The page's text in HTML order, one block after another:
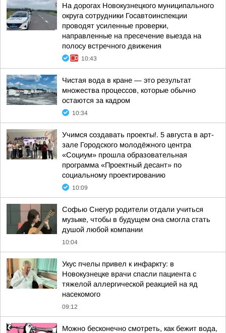
На дорогах Новокузнецкого муниципального
округа сотрудники Госавтоинспекции
проводят усиленные проверки,
направленные на пресечение выезда на
полосу встречного движения
10:43
Чистая вода в кране — это результат
множества процессов, которые обычно
остаются за кадром
10:34
Учимся создавать проекты!. 5 августа в арт-
зале Городского молодёжного центра
«Социум» прошла образовательная
программа «Проектный десант» по
социальному проектированию
10:09
Софью Снегур родители отдали учиться
музыке, чтобы в будущем она смогла стать
душой любой компании
10:04
Укус пчелы привел к инфаркту: в
Новокузнецке врачи спасли пациента с
тяжелой аллергической реакцией на яд
насекомого
09:12
Можно бесконечно смотреть, как бежит вода,